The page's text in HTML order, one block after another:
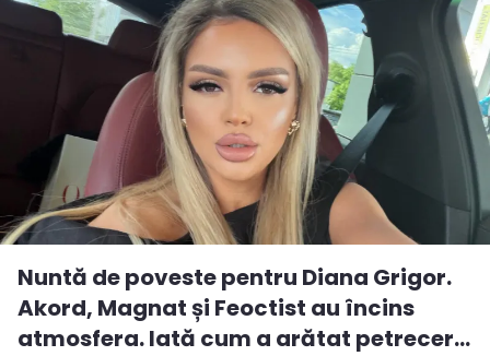
Nuntă de poveste pentru Diana Grigor.
Akord, Magnat și Feoctist au încins
atmosfera. Iată cum a arătat petrecer...